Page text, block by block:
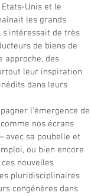
Unis et le
les grands
s'intéressait de très
de biens de
approche, des
leur inspiration
dans leurs
nos écrans
avec sa poubelle et
ou bien encore
nouvelles
pluridisciplinaires
congénères dans